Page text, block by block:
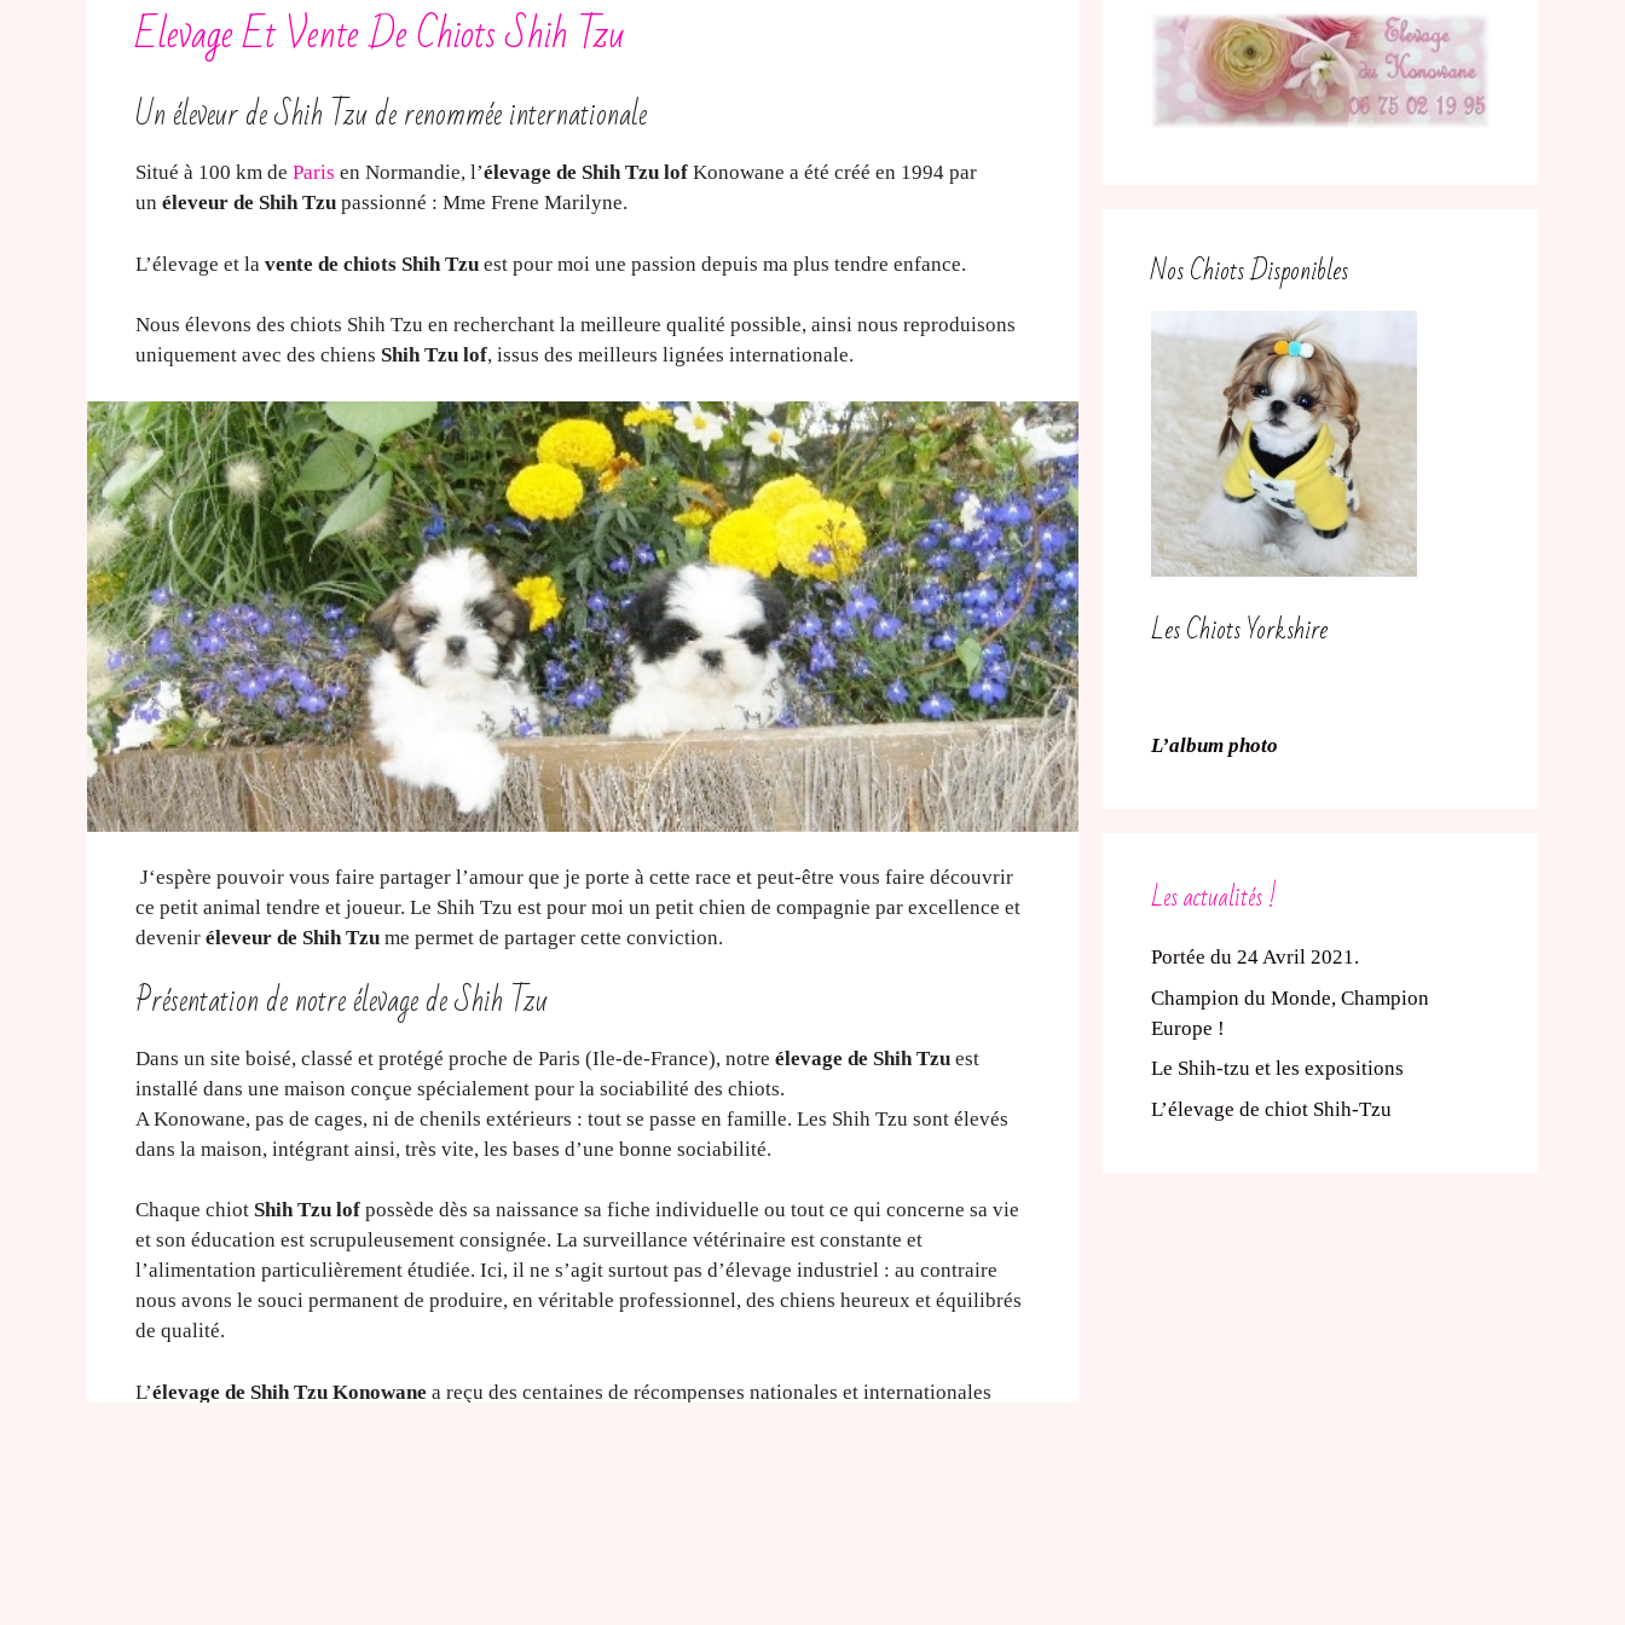
Elevage Et Vente De Chiots Shih Tzu
Un éleveur de Shih Tzu de renommée internationale
Situé à 100 km de Paris en Normandie, l’élevage de Shih Tzu lof Konowane a été créé en 1994 par
un éleveur de Shih Tzu passionné : Mme Frene Marilyne.
L’élevage et la vente de chiots Shih Tzu est pour moi une passion depuis ma plus tendre enfance.
Nous élevons des chiots Shih Tzu en recherchant la meilleure qualité possible, ainsi nous reproduisons
uniquement avec des chiens Shih Tzu lof, issus des meilleurs lignées internationale.
J‘espère pouvoir vous faire partager l’amour que je porte à cette race et peut-être vous faire découvrir
ce petit animal tendre et joueur. Le Shih Tzu est pour moi un petit chien de compagnie par excellence et
devenir éleveur de Shih Tzu me permet de partager cette conviction.
Présentation de notre élevage de Shih Tzu
Dans un site boisé, classé et protégé proche de Paris (Ile-de-France), notre élevage de Shih Tzu est
installé dans une maison conçue spécialement pour la sociabilité des chiots.
A Konowane, pas de cages, ni de chenils extérieurs : tout se passe en famille. Les Shih Tzu sont élevés
dans la maison, intégrant ainsi, très vite, les bases d’une bonne sociabilité.
Chaque chiot Shih Tzu lof possède dès sa naissance sa fiche individuelle ou tout ce qui concerne sa vie
et son éducation est scrupuleusement consignée. La surveillance vétérinaire est constante et
l’alimentation particulièrement étudiée. Ici, il ne s’agit surtout pas d’élevage industriel : au contraire
nous avons le souci permanent de produire, en véritable professionnel, des chiens heureux et équilibrés
de qualité.
L’élevage de Shih Tzu Konowane a reçu des centaines de récompenses nationales et internationales
Nos Chiots Disponibles
Les Chiots Yorkshire
L’album photo
Les actualités !
Portée du 24 Avril 2021.
Champion du Monde, Champion
Europe !
Le Shih-tzu et les expositions
L’élevage de chiot Shih-Tzu